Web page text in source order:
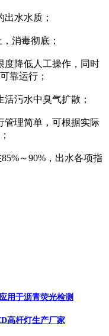
水水质；
消毒彻底；
度降低人工操作，同时
靠运行；
污水中臭气扩散；
管理简单，可根据实际
～90%，出水各项指
用于沥青荧光检测
高杆灯生产厂家